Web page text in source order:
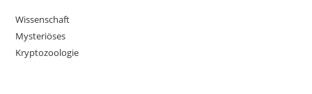
Wissenschaft
Mysteriöses
Kryptozoologie